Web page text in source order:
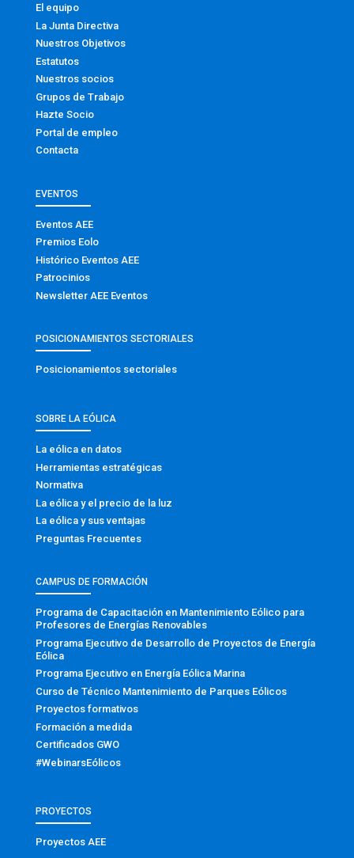
El equipo
La Junta Directiva
Nuestros Objetivos
Estatutos
Nuestros socios
Grupos de Trabajo
Hazte Socio
Portal de empleo
Contacta
EVENTOS
Eventos AEE
Premios Eolo
Histórico Eventos AEE
Patrocinios
Newsletter AEE Eventos
POSICIONAMIENTOS SECTORIALES
Posicionamientos sectoriales
SOBRE LA EÓLICA
La eólica en datos
Herramientas estratégicas
Normativa
La eólica y el precio de la luz
La eólica y sus ventajas
Preguntas Frecuentes
CAMPUS DE FORMACIÓN
Programa de Capacitación en Mantenimiento Eólico para
Profesores de Energías Renovables
Programa Ejecutivo de Desarrollo de Proyectos de Energía
Eólica
Programa Ejecutivo en Energía Eólica Marina
Curso de Técnico Mantenimiento de Parques Eólicos
Proyectos formativos
Formación a medida
Certificados GWO
#WebinarsEólicos
PROYECTOS
Proyectos AEE